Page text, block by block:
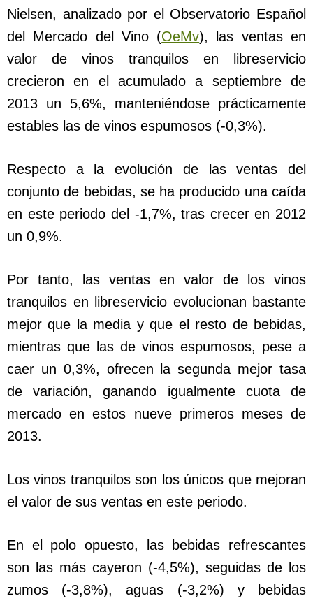
Nielsen, analizado por el Observatorio Español
del Mercado del Vino (OeMv), las ventas en
valor de vinos tranquilos en libreservicio
crecieron en el acumulado a septiembre de
2013 un 5,6%, manteniéndose prácticamente
estables las de vinos espumosos (-0,3%).
Respecto a la evolución de las ventas del
conjunto de bebidas, se ha producido una caída
en este periodo del -1,7%, tras crecer en 2012
un 0,9%.
Por tanto, las ventas en valor de los vinos
tranquilos en libreservicio evolucionan bastante
mejor que la media y que el resto de bebidas,
mientras que las de vinos espumosos, pese a
caer un 0,3%, ofrecen la segunda mejor tasa
de variación, ganando igualmente cuota de
mercado en estos nueve primeros meses de
2013.
Los vinos tranquilos son los únicos que mejoran
el valor de sus ventas en este periodo.
En el polo opuesto, las bebidas refrescantes
son las más cayeron (-4,5%), seguidas de los
zumos (-3,8%), aguas (-3,2%) y bebidas